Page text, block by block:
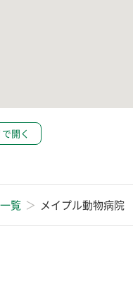
開く
覧 メイプル動物病院